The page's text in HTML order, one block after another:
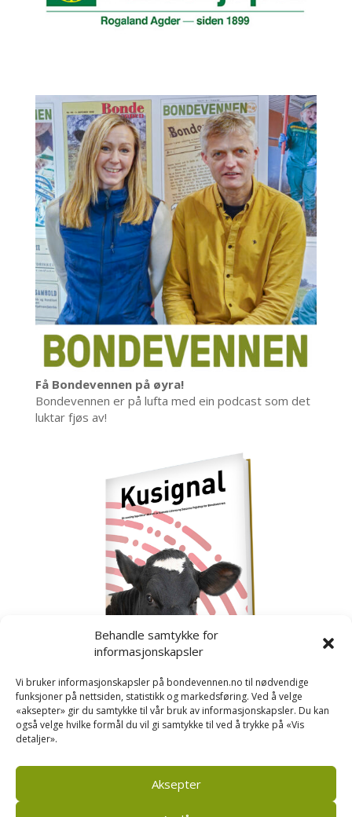
Behandle samtykke for
informasjonskapsler
Vi bruker informasjonskapsler på bondevennen.no til nødvendige
funksjoner på nettsiden, statistikk og markedsføring. Ved å velge
«aksepter» gir du samtykke til vår bruk av informasjonskapsler. Du kan
også velge hvilke formål du vil gi samtykke til ved å trykke på «Vis
detaljer».
Aksepter
Få Bondevennen på øyra!
Bondevennen er på lufta med ein podcast som det
luktar fjøs av!
Kusignal
om kusignal i eit eige hefte.